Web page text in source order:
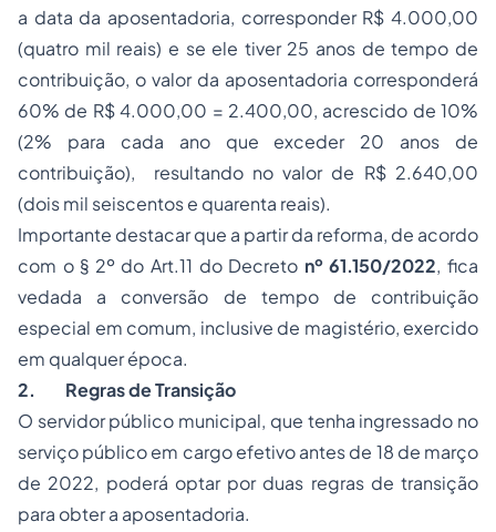
a data da aposentadoria, corresponder R$ 4.000,00
(quatro mil reais) e se ele tiver 25 anos de tempo de
contribuição, o valor da aposentadoria corresponderá
60% de R$ 4.000,00 = 2.400,00, acrescido de 10%
(2% para cada ano que exceder 20 anos de
contribuição), resultando no valor de R$ 2.640,00
(dois mil seiscentos e quarenta reais).
Importante destacar que a partir da reforma, de acordo
com o § 2º do Art.11 do Decreto nº 61.150/2022, fica
vedada a conversão de tempo de contribuição
especial em comum, inclusive de magistério, exercido
em qualquer época.
2. Regras de Transição
O servidor público municipal, que tenha ingressado no
serviço público em cargo efetivo antes de 18 de março
de 2022, poderá optar por duas regras de transição
para obter a aposentadoria.